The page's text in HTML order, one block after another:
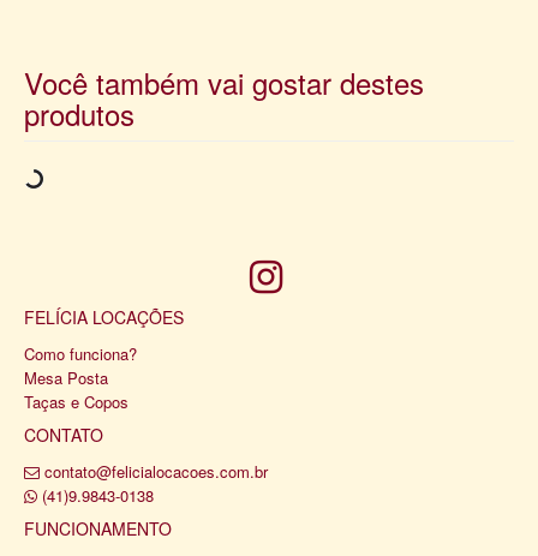
Você também vai gostar destes
produtos
FELÍCIA LOCAÇÕES
Como funciona?
Mesa Posta
Taças e Copos
CONTATO
contato@felicialocacoes.com.br
(41)9.9843-0138
FUNCIONAMENTO